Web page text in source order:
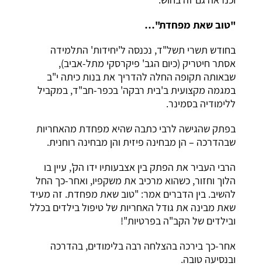
"טוב שאת מפחדת"…
בחודש תשרי תשל"ד, נכנסה ל'יחידות' התלמידה
אסתר חיטריק (כיום הגב' פיקרסקי מתל-אביב),
שבאותה תקופה החלה להדריך את בנות כיתה י"ב
במגמה מקצועית ב'בית רבקה' בכפר-חב"ד, במקביל
ללימודיה בסמינר.
בפתק שהגישה לרבי כתבה שהיא מפחדת מהאחריות
שבהדרכה – הן מבחינה פיזית והן מבחינה רוחנית.
הרבי העביר את הפתק בין אצבעותיו ידו הק', עיין בו
הלוך וחזור, כשהוא מרכיב את משקפיו, ואחר-כך החל
להשיב. בין הדברים אמר: "טוב שאת מפחדת. זה מעיד
שאת מבינה את גודל האחריות של טיפול בילדים בכלל
ובילדים של הקב"ה בפרטיות"!
אחר-כך בירכה בהצלחה רבה בלימודים, בהדרכה
ובנסיעה טובה.